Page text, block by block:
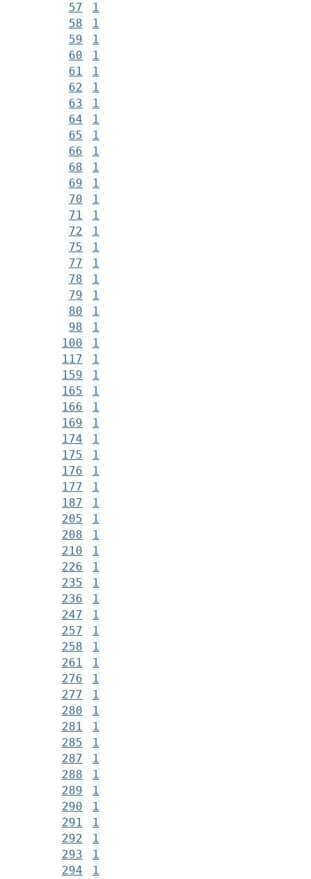
57
1
58
1
59
1
60
1
61
1
62
1
63
1
64
1
65
1
66
1
68
1
69
1
70
1
71
1
72
1
75
1
77
1
78
1
79
1
80
1
98
1
100
1
117
1
159
1
165
1
166
1
169
1
174
1
175
1
176
1
177
1
187
1
205
1
208
1
210
1
226
1
235
1
236
1
247
1
257
1
258
1
261
1
276
1
277
1
280
1
281
1
285
1
287
1
288
1
289
1
290
1
291
1
292
1
293
1
294
1